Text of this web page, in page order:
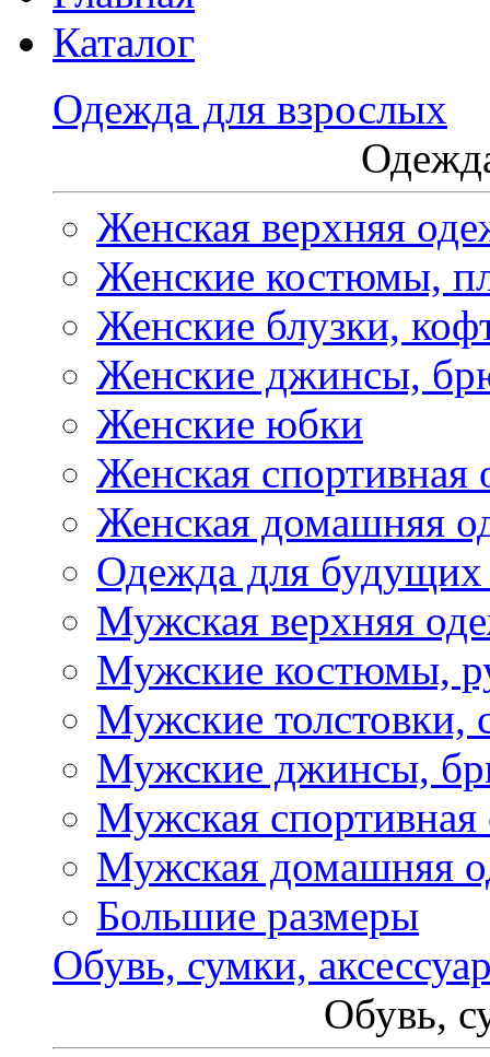
Каталог
Одежда для взрослых
Женская верхняя
Женские костюмы,
Женские блузки,
Женские джинсы,
Женские юбки
Женская спортивная
Женская домашняя
Одежда для
Мужская верхняя
Мужские костюмы,
Мужские толстовки,
Мужские джинсы,
Мужская спортивная
Мужская домашняя
Большие размеры
Обувь, сумки,
Обувь,